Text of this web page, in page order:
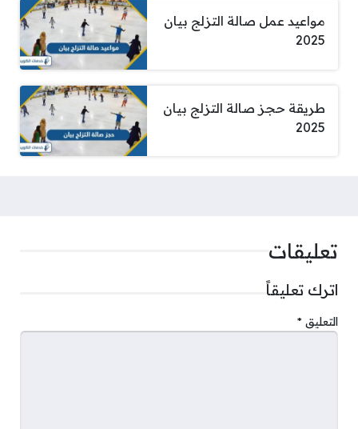
مواعيد عمل صالة التزلج بيان
2025
طريقة حجز صالة التزلج بيان
2025
تعليقات
اترك تعليقاً
التعليق *